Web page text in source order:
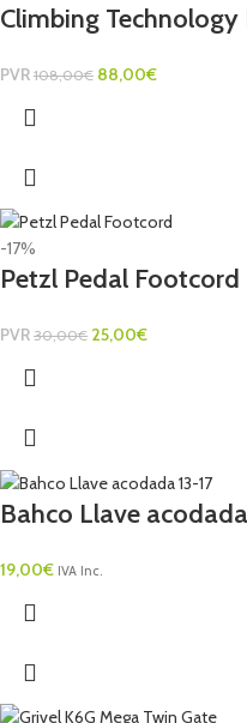
Climbing Technology
PVR 108,00€ 88,00€
-17%
Petzl Pedal Footcord
PVR 30,00€ 25,00€
Bahco Llave
19,00€ IVA Inc.